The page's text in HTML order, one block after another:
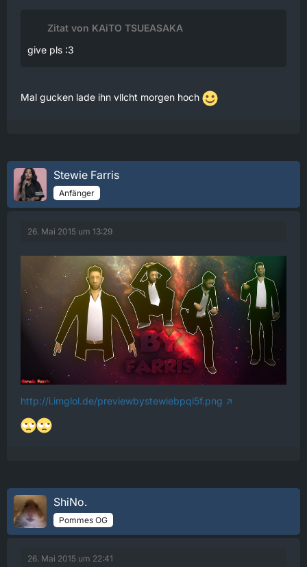
Zitat von KAiTO TSUEASAKA
give pls :3
Mal gucken lade ihn vllcht morgen hoch
Stewie Farris
Anfänger
26. Mai 2015 um 13:29
http://i.imglol.de/previewbystewiebpqi5f.png
ShiNo.
Pommes OG
26. Mai 2015 um 22:41